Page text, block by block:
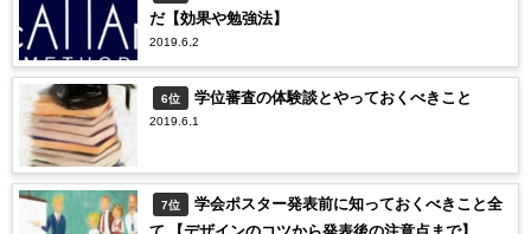
だ【効果や勉強法】
2019.6.2
6位 学位審査の体験談とやっておくべきこと
2019.6.1
7位
学会ポスター発表前に知っておくべきこと全